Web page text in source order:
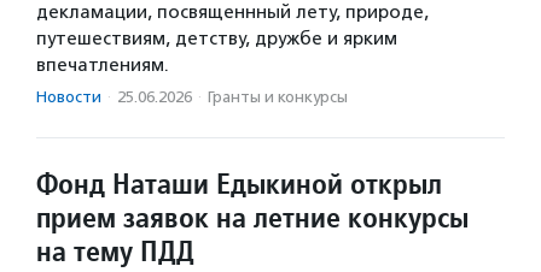
декламации, посвященнный лету, природе,
путешествиям, детству, дружбе и ярким
впечатлениям.
Новости · 25.06.2026 · Гранты и конкурсы
Фонд Наташи Едыкиной открыл
прием заявок на летние конкурсы
на тему ПДД